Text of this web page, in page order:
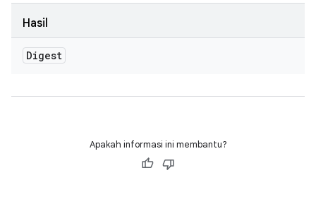
Hasil
Digest
Apakah informasi ini membantu?